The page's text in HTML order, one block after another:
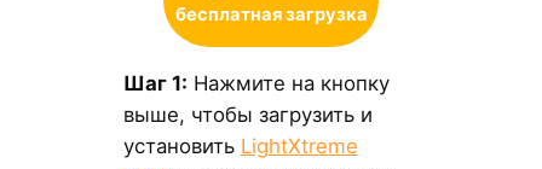
бесплатная загрузка
Шаг 1: Нажмите на кнопку
выше, чтобы загрузить и
установить LightXtreme